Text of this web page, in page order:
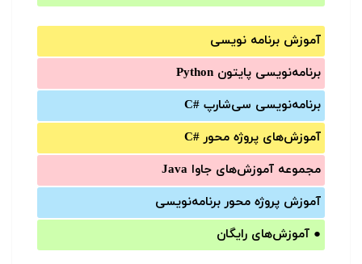
آموزش برنامه نویسی
برنامه‌نویسی پایتون Python
برنامه‌‌نویسی سی‌شارپ C#‎
آموزش‌های پروژه محور #C
مجموعه آموزش‌های جاوا Java
آموزش‌ پروژه محور برنامه‌نویسی
● آموزش‌های رایگان